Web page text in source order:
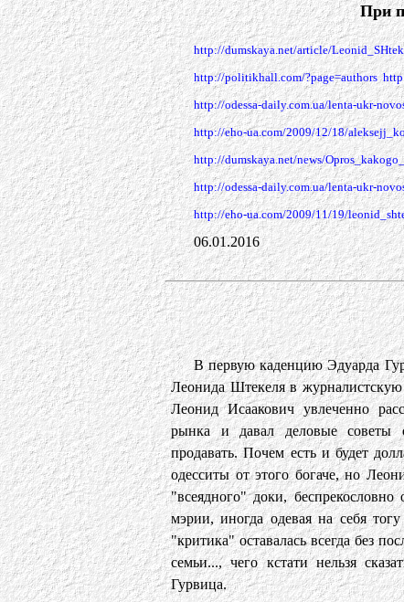
При
http://dumskaya.net/article/
http://politikhall.com/?page=authors
http://odessa-daily.com.ua/lenta-ukr-
http://eho-ua.com/2009/12/18/
http://dumskaya.net/news/
http://odessa-daily.com.ua/lenta-ukr-
http://eho-ua.com/2009/11/19/
06.01.2016
В первую каденцию Эдуарда
Леонида Штекеля в
Леонид Исаакович увлеченно
рынка и давал деловые советы
продавать. Почем есть и будет
одесситы от этого богаче, но
"всеядного" доки,
мэрии, иногда одевая на себя
"критика" оставалась всегда без
семьи..., чего кстати нельзя
Гурвица.